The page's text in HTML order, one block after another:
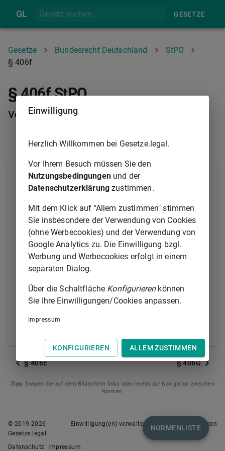
GL GESETZE
Gesetze Bundesrecht Deutschland
StPO
§ 406f
§ 406f StPO
Verletztenbeistand
§ 406E
(1) Verletzte können sich des Beistands eines
Rechtsanwalts bedienen oder sich durch einen
solchen vertreten lassen. Einem zur Vernehmung des
Verletzten erschienenen anwaltlichen Beistand ist die
Anwesenheit gestattet.
(2) Bei einer Vernehmung von Verletzten ist auf deren
Antrag einer zur Vernehmung erschienenen Person
ihres Vertrauens die Anwesenheit zu gestatten, es sei
denn, dass dies den Untersuchungszweck gefährden
könnte. Die Entscheidung trifft die die Vernehmung
leitende Person; die Entscheidung ist nicht
anfechtbar. Die Gründe einer Ablehnung sind
§ 406E § 406G
Tipp: Swipen Sie auf dem Bildschirm links oder rechts zur Navigation zwischen
Normen.
NORMENLISTE
© 2019-2026
Gesetze.legal
Einwilligung(en) verwalten Nutzungsbedingungen
Datenschutz Impressum
Einwilligung
Herzlich Willkommen bei Gesetze.legal.
Vor Ihrem Besuch müssen Sie den
Nutzungsbedingungenund der
Datenschutzerklärung zustimmen.
Mit dem Klick auf "Allem zustimmen" stimmen
Sie insbesondere der Verwendung von Cookies
(ohne Werbecookies) und der Verwendung von
Google Analytics zu. Die Einwilligung bzgl.
Werbung und Werbecookies erfolgt in einem
separaten Dialog.
Über die Schaltfläche Konfigurierenkönnen
Sie Ihre Einwilligungen/Cookies anpassen.
Impressum
KONFIGURIEREN ALLEM ZUSTIMMEN